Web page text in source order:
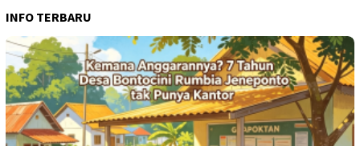
INFO TERBARU